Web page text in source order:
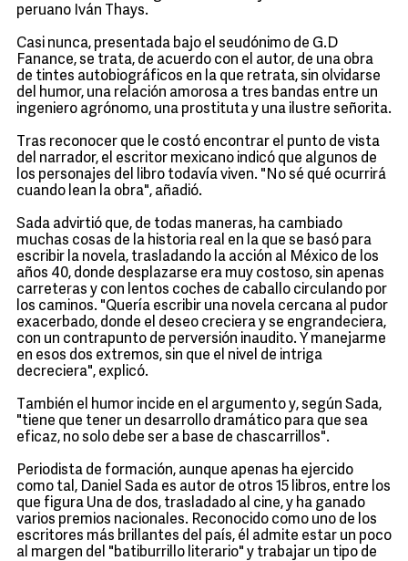
peruano Iván Thays.
Casi nunca, presentada bajo el seudónimo de G.D
Fanance, se trata, de acuerdo con el autor, de una obra
de tintes autobiográficos en la que retrata, sin olvidarse
del humor, una relación amorosa a tres bandas entre un
ingeniero agrónomo, una prostituta y una ilustre señorita.
Tras reconocer que le costó encontrar el punto de vista
del narrador, el escritor mexicano indicó que algunos de
los personajes del libro todavía viven. "No sé qué ocurrirá
cuando lean la obra", añadió.
Sada advirtió que, de todas maneras, ha cambiado
muchas cosas de la historia real en la que se basó para
escribir la novela, trasladando la acción al México de los
años 40, donde desplazarse era muy costoso, sin apenas
carreteras y con lentos coches de caballo circulando por
los caminos. "Quería escribir una novela cercana al pudor
exacerbado, donde el deseo creciera y se engrandeciera,
con un contrapunto de perversión inaudito. Y manejarme
en esos dos extremos, sin que el nivel de intriga
decreciera", explicó.
También el humor incide en el argumento y, según Sada,
"tiene que tener un desarrollo dramático para que sea
eficaz, no solo debe ser a base de chascarrillos".
Periodista de formación, aunque apenas ha ejercido
como tal, Daniel Sada es autor de otros 15 libros, entre los
que figura Una de dos, trasladado al cine, y ha ganado
varios premios nacionales. Reconocido como uno de los
escritores más brillantes del país, él admite estar un poco
al margen del "batiburrillo literario" y trabajar un tipo de